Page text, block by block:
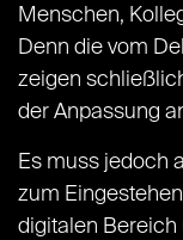
Menschen,
Denn die vom
zeigen
der Anpassung
Es muss jedoch
zum
digitalen Bereich